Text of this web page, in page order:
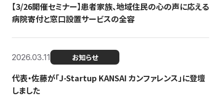
【3/26開催セミナー】患者家族、地域住民の心の声に応える
病院寄付と窓口設置サービスの全容
2026.03.11 お知らせ
代表・佐藤が「J-Startup KANSAI カンファレンス」に登壇
しました